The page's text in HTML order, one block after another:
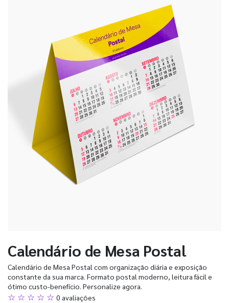
Calendário de Mesa Postal
Calendário de Mesa Postal com organização diária e exposição
constante da sua marca. Formato postal moderno, leitura fácil e
ótimo custo-benefício. Personalize agora.
☆ ☆ ☆ ☆ ☆ 0 avaliações